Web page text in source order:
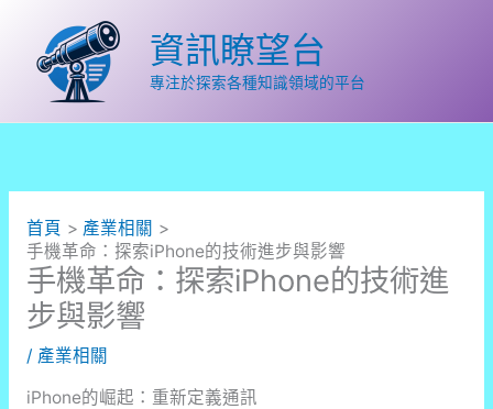
容
資訊瞭望台
專注於探索各種知識領域的平台
首頁
產業相關
手機革命：探索iPhone的技術進步與影響
手機革命：探索iPhone的技術進
步與影響
/ 產業相關
iPhone的崛起：重新定義通訊